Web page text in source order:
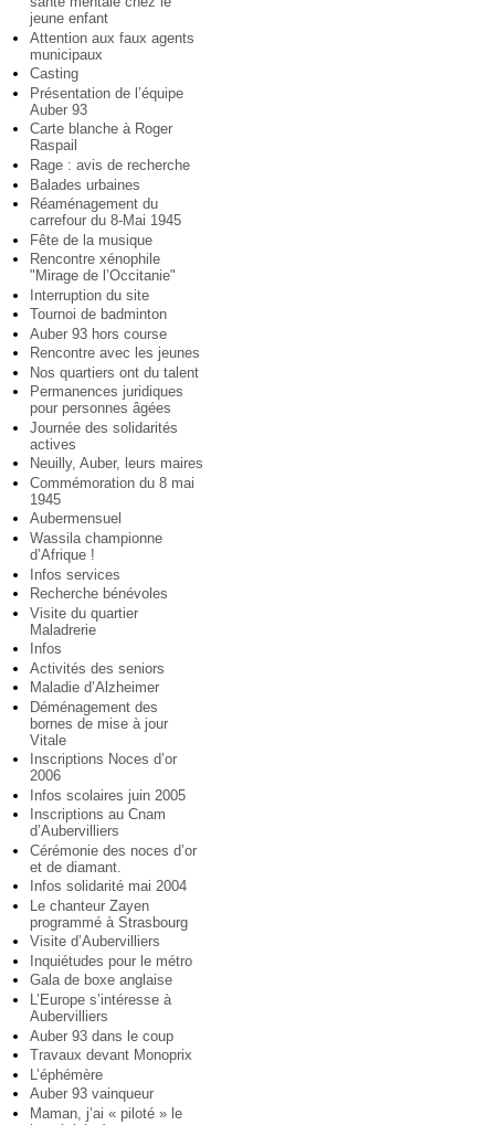
jeune enfant
Attention aux faux agents
municipaux
Casting
Présentation de l’équipe
Auber 93
Carte blanche à Roger
Raspail
Rage : avis de recherche
Balades urbaines
Réaménagement du
carrefour du 8-Mai 1945
Fête de la musique
Rencontre xénophile
"Mirage de l’Occitanie"
Interruption du site
Tournoi de badminton
Auber 93 hors course
Rencontre avec les jeunes
Nos quartiers ont du talent
Permanences juridiques
pour personnes âgées
Journée des solidarités
actives
Neuilly, Auber, leurs maires
Commémoration du 8 mai
1945
Aubermensuel
Wassila championne
d’Afrique !
Infos services
Recherche bénévoles
Visite du quartier
Maladrerie
Infos
Activités des seniors
Maladie d’Alzheimer
Déménagement des
bornes de mise à jour
Vitale
Inscriptions Noces d’or
2006
Infos scolaires juin 2005
Inscriptions au Cnam
d’Aubervilliers
Cérémonie des noces d’or
et de diamant.
Infos solidarité mai 2004
Le chanteur Zayen
programmé à Strasbourg
Visite d’Aubervilliers
Inquiétudes pour le métro
Gala de boxe anglaise
L’Europe s’intéresse à
Aubervilliers
Auber 93 dans le coup
Travaux devant Monoprix
L’éphémère
Auber 93 vainqueur
Maman, j’ai « piloté » le